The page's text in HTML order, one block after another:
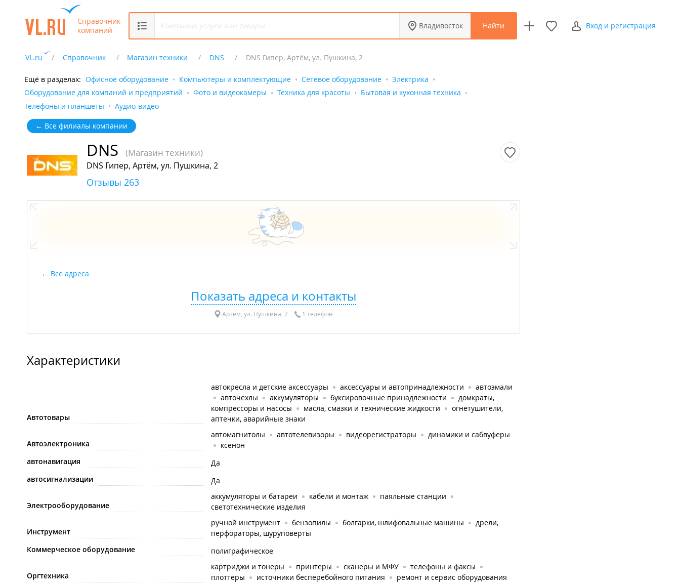
Справочник
компаний
Владивосток Найти Вход и регистрация
VL.ru Справочник Магазин техники DNS DNS Гипер, Артём, ул. Пушкина, 2
Ещё в разделах: Офисное оборудование Компьютеры и комплектующие Сетевое оборудование
Электрика
Оборудование для компаний и предприятий
Фото и видеокамеры Техника для красоты
Бытовая и кухонная техника
Телефоны и планшеты
Аудио-видео
← Все филиалы компании
DNS (Магазин техники)
DNS Гипер, Артём, ул. Пушкина, 2
Отзывы 263
Все адреса
Показать адреса и контакты
Артём, ул. Пушкина, 2 1 телефон
Характеристики
Автотовары
автокресла и детские аксессуары аксессуары и автопринадлежности
автоэмали
авточехлы
аккумуляторы буксировочные принадлежности
домкраты,
компрессоры и насосы
масла, смазки и технические жидкости
огнетушители,
аптечки, аварийные знаки
Автоэлектроника
автомагнитолы автотелевизоры видеорегистраторы
динамики и сабвуферы
ксенон
автонавигация
Да
автосигнализации
Да
Электрооборудование
аккумуляторы и батареи кабели и монтаж
паяльные станции
светотехнические изделия
Инструмент
ручной инструмент бензопилы болгарки, шлифовальные машины
дрели,
перфораторы, шуруповерты
Коммерческое оборудование
полиграфическое
Оргтехника
картриджи и тонеры принтеры сканеры и МФУ
телефоны и факсы
плоттеры
источники бесперебойного питания ремонт и сервис оборудования